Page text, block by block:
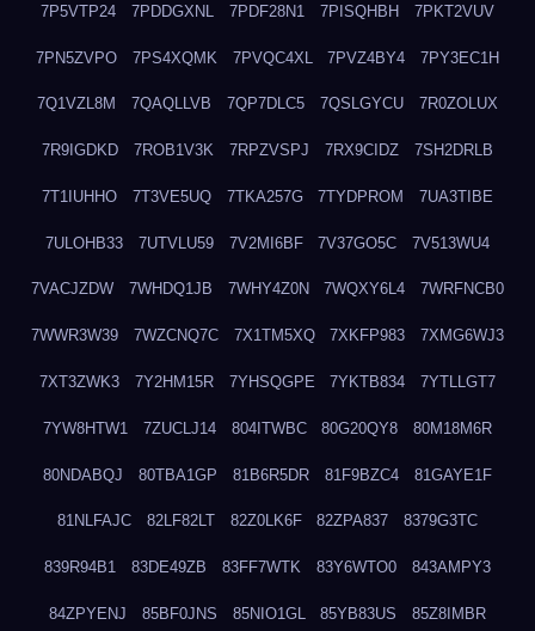
7P5VTP24 7PDDGXNL 7PDF28N1 7PISQHBH 7PKT2VUV
7PN5ZVPO 7PS4XQMK 7PVQC4XL 7PVZ4BY4 7PY3EC1H
7Q1VZL8M 7QAQLLVB 7QP7DLC5 7QSLGYCU 7R0ZOLUX
7R9IGDKD 7ROB1V3K 7RPZVSPJ 7RX9CIDZ 7SH2DRLB
7T1IUHHO 7T3VE5UQ 7TKA257G 7TYDPROM 7UA3TIBE
7ULOHB33 7UTVLU59 7V2MI6BF 7V37GO5C 7V513WU4
7VACJZDW 7WHDQ1JB 7WHY4Z0N 7WQXY6L4 7WRFNCB0
7WWR3W39 7WZCNQ7C 7X1TM5XQ 7XKFP983 7XMG6WJ3
7XT3ZWK3 7Y2HM15R 7YHSQGPE 7YKTB834 7YTLLGT7
7YW8HTW1 7ZUCLJ14 804ITWBC 80G20QY8 80M18M6R
80NDABQJ 80TBA1GP 81B6R5DR 81F9BZC4 81GAYE1F
81NLFAJC 82LF82LT 82Z0LK6F 82ZPA837 8379G3TC
839R94B1 83DE49ZB 83FF7WTK 83Y6WTO0 843AMPY3
84ZPYENJ 85BF0JNS 85NIO1GL 85YB83US 85Z8IMBR